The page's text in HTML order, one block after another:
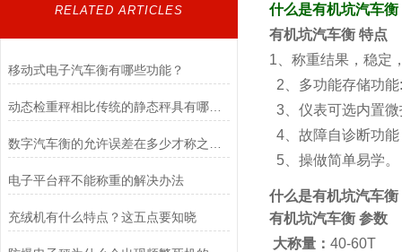
RELATED ARTICLES
移动式电子汽车衡有哪些功能？
动态检重秤相比传统的静态秤具有哪些应用优势
电子平台秤不能称重的解决办法
充绒机有什么特点？这五点要知晓
什么是有机坑汽车衡
有机坑汽车衡 特点
1、称重结果，稳定
2、多功能存储功
3、仪表可选内置
4、故障自诊断功
5、操做简单易学。
什么是有机坑汽车衡
有机坑汽车衡 参数
大称量： 40-